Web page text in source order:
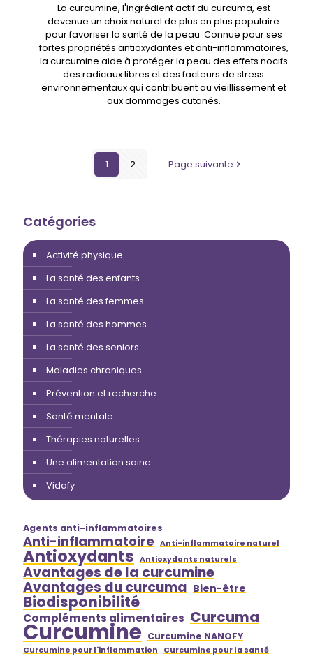
La curcumine, l'ingrédient actif du curcuma, est
devenue un choix naturel de plus en plus populaire
pour favoriser la santé de la peau. Connue pour ses
fortes propriétés antioxydantes et anti-inflammatoires,
la curcumine aide à protéger la peau des effets nocifs
des radicaux libres et des facteurs de stress
environnementaux qui contribuent au vieillissement et
aux dommages cutanés.
1 2 Page suivante
Catégories
Activité physique
La santé des enfants
La santé des femmes
La santé des hommes
La santé des seniors
Maladies chroniques
Prévention et recherche
Santé mentale
Thérapies naturelles
Une alimentation saine
Vidafy
Agents anti-inflammatoires
Anti-inflammatoire Anti-inflammatoire naturel
Antioxydants Antioxydants naturels
Avantages de la curcumine
Avantages du curcuma Bien-être
Biodisponibilité
Compléments alimentaires Curcuma
Curcumine Curcumine NANOFY
Curcumine pour l'inflammation Curcumine pour la santé